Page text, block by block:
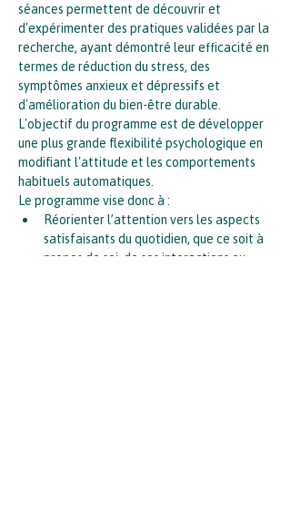
séances permettent de découvrir et
d'expérimenter des pratiques validées par la
recherche, ayant démontré leur efficacité en
termes de réduction du stress, des
symptômes anxieux et dépressifs et
d'amélioration du bien-être durable.
L'objectif du programme est de développer
une plus grande flexibilité psychologique en
modifiant l'attitude et les comportements
habituels automatiques.
Le programme vise donc à :
Réorienter l’attention vers les aspects
satisfaisants du quotidien, que ce soit à
propos de soi, de ses interactions ou